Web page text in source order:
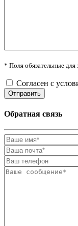
* Поля обязательные для
Согласен с
Обратная связь